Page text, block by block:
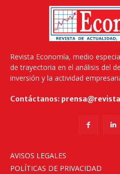
Revista Economía, medio
de trayectoria en el análisis del
inversión y la actividad
Contáctanos:
AVISOS LEGALES
POLÍTICAS DE PRIVACIDAD